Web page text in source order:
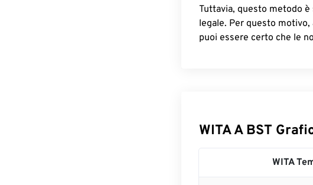
Tuttavia, questo metodo
legale. Per questo
puoi essere certo che le
WITA A BST
WITA